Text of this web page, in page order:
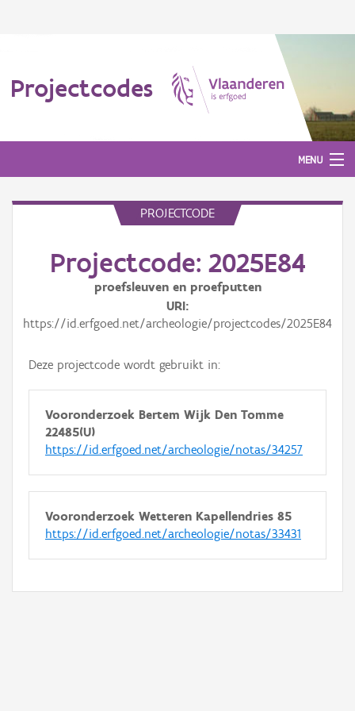
Projectcodes
MENU
PROJECTCODE
Projectcode: 2025E84
proefsleuven en proefputten
URI
https://id.erfgoed.net/archeologie/projectcodes/2025E84
Deze projectcode wordt gebruikt in:
Vooronderzoek Bertem Wijk Den Tomme
22485(U)
https://id.erfgoed.net/archeologie/notas/34257
Vooronderzoek Wetteren Kapellendries 85
https://id.erfgoed.net/archeologie/notas/33431